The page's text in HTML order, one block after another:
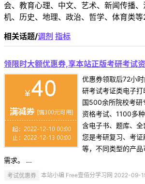
会、教育心理、中文、艺术、新闻传播
机、历史、地理、政治、哲学、体育类等
相关话题/调剂 指标
领限时大额优惠券,享本站正版考研考试
优惠券领取后72小
研考试考证类电子
国500余所院校考研
资格考试、1100多
含电子书、题库、
您是考研复习、考
等，不同类型的产
需求。 ...
考试优惠券 本站小编 Free壹佰分学习网 2022-09-